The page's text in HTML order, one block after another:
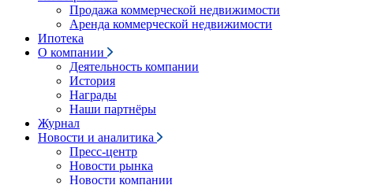
Продажа коммерческой недвижимости
Аренда коммерческой недвижимости
Ипотека
О компании
Деятельность компании
История
Награды
Наши партнёры
Журнал
Новости и аналитика
Пресс-центр
Новости рынка
Новости компании